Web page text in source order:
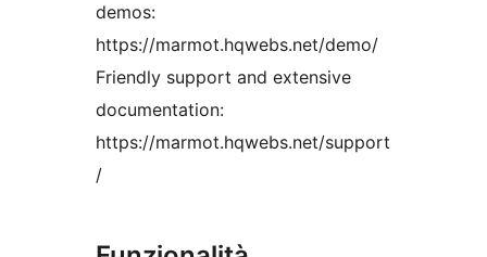
demos:
https://marmot.hqwebs.net/demo/
Friendly support and extensive
documentation:
https://marmot.hqwebs.net/support
/